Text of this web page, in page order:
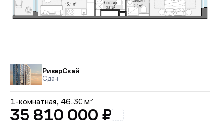
РиверСкай
Сдан
1-комнатная, 46.30 м²
35 810 000 ₽